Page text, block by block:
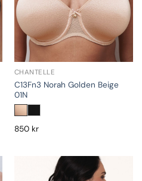
CHANTELLE
C13Fn3 Norah Golden Beige
01N
850 kr